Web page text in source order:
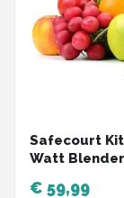
Safecourt
Watt
€ 59,99